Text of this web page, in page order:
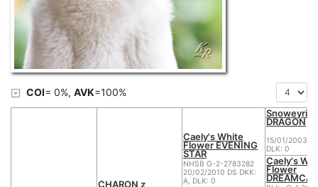
COI= 0%, AVK=100%
CHARON z
Caely's White
Flower EVENING
STAR
NHSB G-2-2783282
20/02/2010 DS DKK:
A, DLK: 0
DRAGON
15/01/2003
DLK: 0
Caely's
Flower